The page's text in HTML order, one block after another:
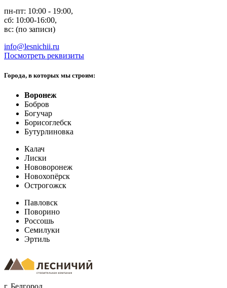
пн-пт: 10:00 - 19:00,
сб: 10:00-16:00,
вс: (по записи)
info@lesnichii.ru
Посмотреть реквизиты
Города, в которых мы строим:
Воронеж
Бобров
Богучар
Борисоглебск
Бутурлиновка
Калач
Лиски
Нововоронеж
Новохопёрск
Острогожск
Павловск
Поворино
Россошь
Семилуки
Эртиль